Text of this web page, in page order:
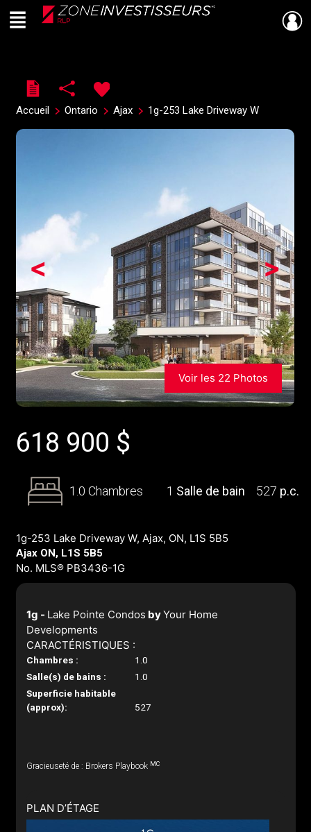
Live
En Direct
Menu
Accueil Ontario Ajax 1g-253 Lake Driveway W
>
<
Voir les 22 Photos
618 900 $
1.0 Chambres 1 Salle de bain 527 p.c.
1g-253 Lake Driveway W, Ajax, ON, L1S 5B5
Ajax ON, L1S 5B5
No. MLS® PB3436-1G
1g - Lake Pointe Condos byYour Home
Developments
CARACTÉRISTIQUES :
Chambres :
1.0
Salle(s) de bains :
1.0
Superficie habitable
(approx):
527
Gracieuseté de : Brokers Playbook MC
PLAN D’ÉTAGE